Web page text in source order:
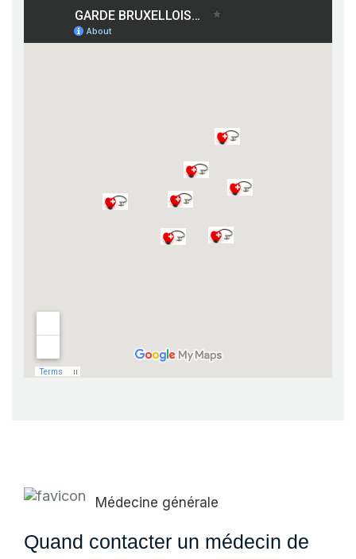
Médecine générale
Quand contacter un médecin de